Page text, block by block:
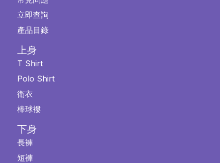
立即查詢
產品目錄
上身
T Shirt
Polo Shirt
衛衣
棒球褸
下身
長褲
短褲